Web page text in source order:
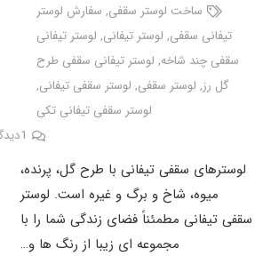
ساخت لوستر سقفی, سفارش لوستر
تیفانی سقفی, لوستر تیفانی, لوستر تیفانی
سقفی چند شاخه, لوستر تیفانی سقفی طرح
گل رز, لوستر سقفی, لوستر سقفی تیفانی,
لوستر سقفی تیفانی تکی
1
لوسترهای سقفی تیفانی با طرح گل، پرنده،
میوه، شاخ و برگ و غیره است. لوستر
سقفی تیفانی مطمئناً فضای زندگی شما را با
مجموعه ای زیبا از رنگ ها و…